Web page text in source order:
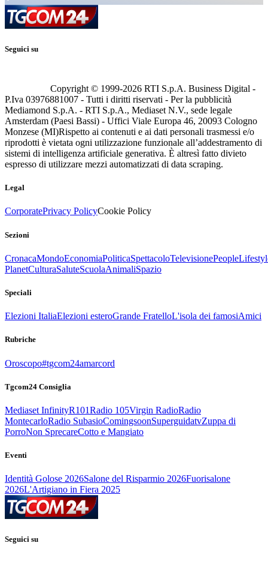
Seguici su
Copyright © 1999-2026 RTI S.p.A. Business Digital -
P.Iva 03976881007 - Tutti i diritti riservati - Per la pubblicità
Mediamond S.p.A. - RTI S.p.A., Mediaset N.V., sede legale
Amsterdam (Paesi Bassi) - Uffici Viale Europa 46, 20093 Cologno
Monzese (MI)Rispetto ai contenuti e ai dati personali trasmessi e/o
riprodotti è vietata ogni utilizzazione funzionale all’addestramento di
sistemi di intelligenza artificiale generativa. È altresì fatto divieto
espresso di utilizzare mezzi automatizzati di data scraping.
Legal
CorporatePrivacy PolicyCookie Policy
Sezioni
CronacaMondoEconomiaPoliticaSpettacoloTelevisionePeople
PlanetCulturaSaluteScuolaAnimaliSpazio
Speciali
Elezioni ItaliaElezioni esteroGrande FratelloL'isola dei famosiAmici
Rubriche
Oroscopo#tgcom24amarcord
Tgcom24 Consiglia
Mediaset InfinityR101Radio 105Virgin RadioRadio
MontecarloRadio SubasioComingsoonSuperguidatvZuppa di
PorroNon SprecareCotto e Mangiato
Eventi
Identità Golose 2026Salone del Risparmio 2026Fuorisalone
2026L'Artigiano in Fiera 2025
Seguici su